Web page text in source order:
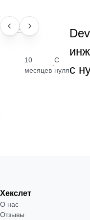
ПРОФЕССИЯ
10
месяцев
·
С
нуляс
Хекслет
О нас
Отзывы